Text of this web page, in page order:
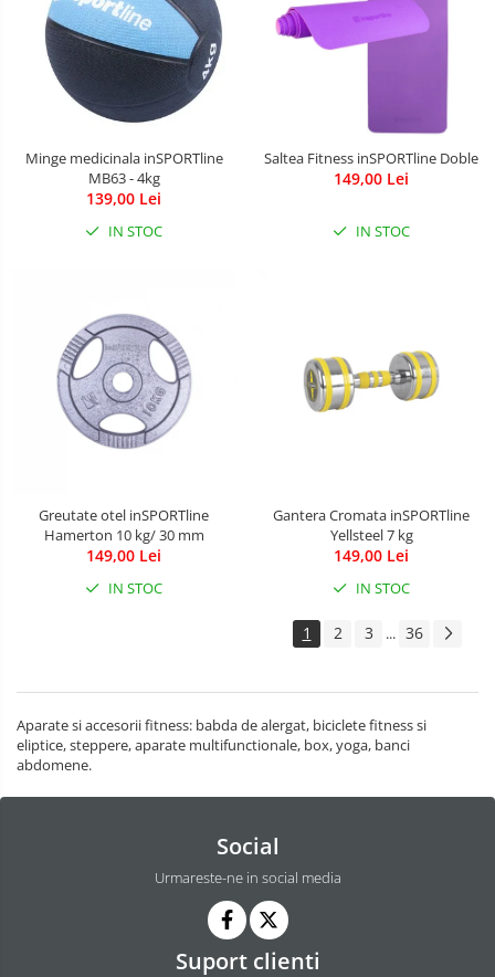
Minge medicinala inSPORTline
MB63 - 4kg
139,00 Lei
IN STOC
Saltea Fitness inSPORTline Doble
149,00 Lei
IN STOC
Greutate otel inSPORTline
Hamerton 10 kg/ 30 mm
149,00 Lei
IN STOC
Gantera Cromata inSPORTline
Yellsteel 7 kg
149,00 Lei
IN STOC
1 2 3 ... 36
Aparate si accesorii fitness: babda de alergat, biciclete fitness si
eliptice, steppere, aparate multifunctionale, box, yoga, banci
abdomene.
Social
Urmareste-ne in social media
Suport clienti